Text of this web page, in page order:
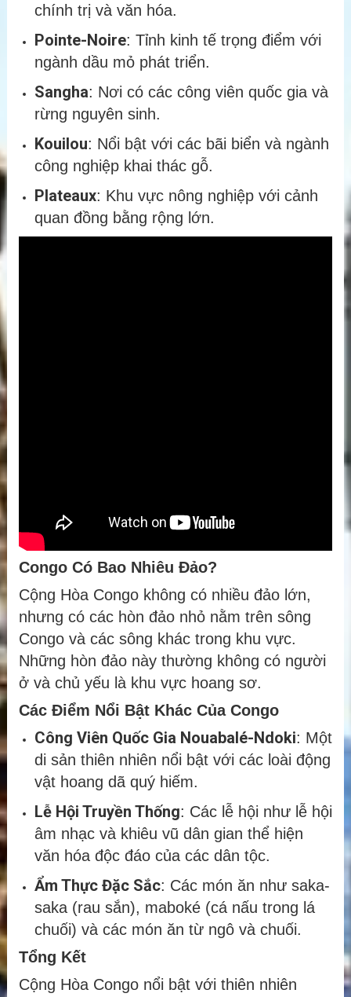
chính trị và văn hóa.
Pointe-Noire: Tỉnh kinh tế trọng điểm với
ngành dầu mỏ phát triển.
Sangha: Nơi có các công viên quốc gia và
rừng nguyên sinh.
Kouilou: Nổi bật với các bãi biển và ngành
công nghiệp khai thác gỗ.
Plateaux: Khu vực nông nghiệp với cảnh
quan đồng bằng rộng lớn.
Congo Có Bao Nhiêu Đảo?
Cộng Hòa Congo không có nhiều đảo lớn,
nhưng có các hòn đảo nhỏ nằm trên sông
Congo và các sông khác trong khu vực.
Những hòn đảo này thường không có người
ở và chủ yếu là khu vực hoang sơ.
Các Điểm Nổi Bật Khác Của Congo
Công Viên Quốc Gia Nouabalé-Ndoki: Một
di sản thiên nhiên nổi bật với các loài động
vật hoang dã quý hiếm.
Lễ Hội Truyền Thống: Các lễ hội như lễ hội
âm nhạc và khiêu vũ dân gian thể hiện
văn hóa độc đáo của các dân tộc.
Ẩm Thực Đặc Sắc: Các món ăn như saka-
saka (rau sắn), maboké (cá nấu trong lá
chuối) và các món ăn từ ngô và chuối.
Tổng Kết
Cộng Hòa Congo nổi bật với thiên nhiên